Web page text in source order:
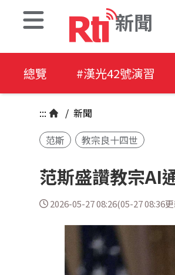
新聞
總覽 #漢光42號演習
::: / 新聞
范斯
教宗良十四世
范斯盛讚教宗AI
2026-05-27 08:26(05-27 08:36